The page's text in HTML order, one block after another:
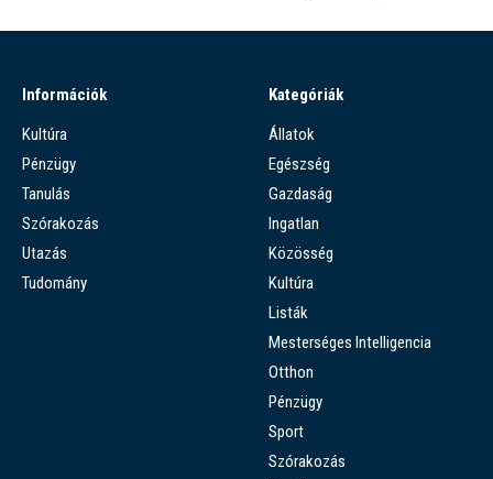
Információk
Kultúra
Pénzügy
Tanulás
Szórakozás
Utazás
Tudomány
Kategóriák
Állatok
Egészség
Gazdaság
Ingatlan
Közösség
Kultúra
Listák
Mesterséges Intelligencia
Otthon
Pénzügy
Sport
Szórakozás